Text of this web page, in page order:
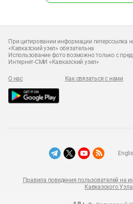
При цитировании информации гиперссылка
«Кавказский узел» обязательна
Использование фото возможно только с
Интернет-СМИ «Кавказский узел»
О нас Как связаться с нами
Правила поведения пользователей на
Кавказского Узла